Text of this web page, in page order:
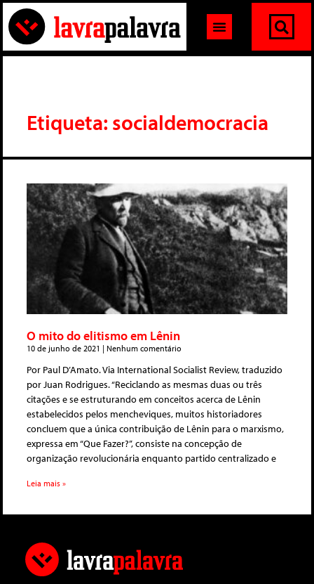
Etiqueta: socialdemocracia
O mito do elitismo em Lênin
10 de junho de 2021 Nenhum comentário
Por Paul D’Amato. Via International Socialist Review, traduzido
por Juan Rodrigues. “Reciclando as mesmas duas ou três
citações e se estruturando em conceitos acerca de Lênin
estabelecidos pelos mencheviques, muitos historiadores
concluem que a única contribuição de Lênin para o marxismo,
expressa em “Que Fazer?”, consiste na concepção de
organização revolucionária enquanto partido centralizado e
Leia mais »